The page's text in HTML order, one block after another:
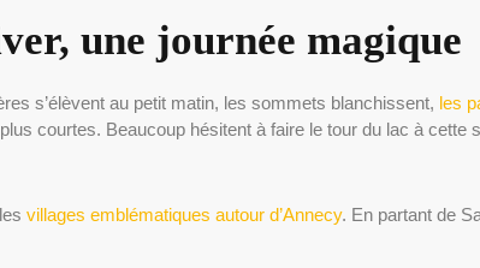
une journée magique
s’élèvent au petit matin, les sommets blanchissent, les
courtes. Beaucoup hésitent à faire le tour du lac à cette
villages emblématiques autour d’Annecy. En partant de